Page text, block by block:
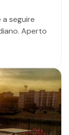
seguire
Aperto